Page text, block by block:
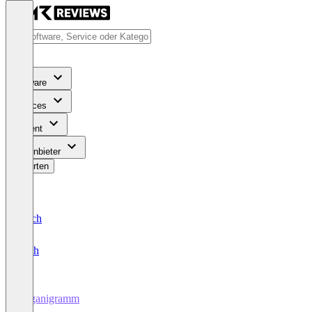
Software
Services
Content
Für Anbieter
Bewerten
Deutsch
English
Organigramm